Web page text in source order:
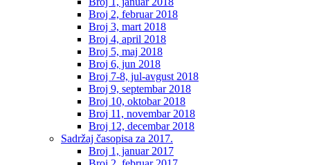
Broj 2, februar 2018
Broj 3, mart 2018
Broj 4, april 2018
Broj 5, maj 2018
Broj 6, jun 2018
Broj 7-8, jul-avgust 2018
Broj 9, septembar 2018
Broj 10, oktobar 2018
Broj 11, novembar 2018
Broj 12, decembar 2018
Sadržaj časopisa za 2017.
Broj 1, januar 2017